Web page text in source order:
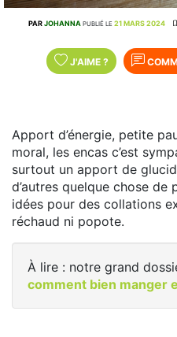
PARJOHANNA PUBLIÉ LE 21 MARS 2024
J'AIME ?
Apport d’énergie, petite
moral, les encas c’est
surtout un apport de
d’autres quelque chose de
idées pour des collations
réchaud ni popote.
À lire : notre grand
comment bien manger